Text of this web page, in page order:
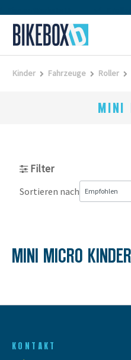
Kinder Fahrzeuge Roller
MINI
Filter
Sortieren nach
MINI MICRO
KONTAKT